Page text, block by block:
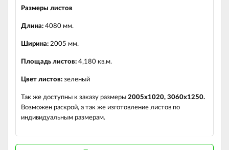
Размеры листов
Длина: 4080 мм.
Ширина: 2005 мм.
Площадь листов: 4,180 кв.м.
Цвет листов: зеленый
Так же доступны к заказу размеры 2005х1020, 3060х1250.
Возможен раскрой, а так же изготовление листов по
индивидуальным размерам.